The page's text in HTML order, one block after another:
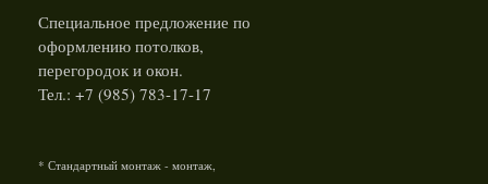
Специальное предложение по
оформлению потолков,
перегородок и окон.
Тел.: +7 (985) 783-17-17
* Стандартный монтаж - монтаж,